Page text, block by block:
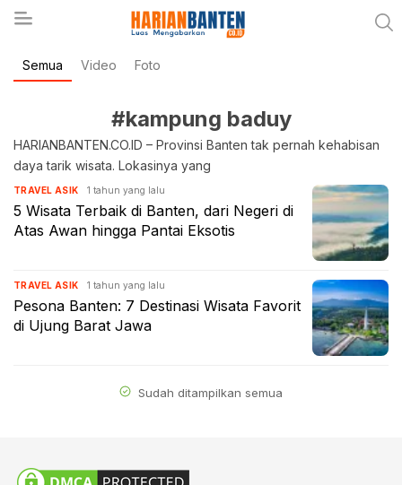
Harianbanten.co.id
Berita Banten dan Informasi Banten Terbaru Hari
Semua Video Foto
#kampung baduy
HARIANBANTEN.CO.ID – Provinsi Banten tak pernah kehabisan
daya tarik wisata. Lokasinya yang
TRAVEL ASIK 1 tahun yang lalu
5 Wisata Terbaik di Banten, dari Negeri di
Atas Awan hingga Pantai Eksotis
TRAVEL ASIK 1 tahun yang lalu
Pesona Banten: 7 Destinasi Wisata Favorit
di Ujung Barat Jawa
Sudah ditampilkan semua